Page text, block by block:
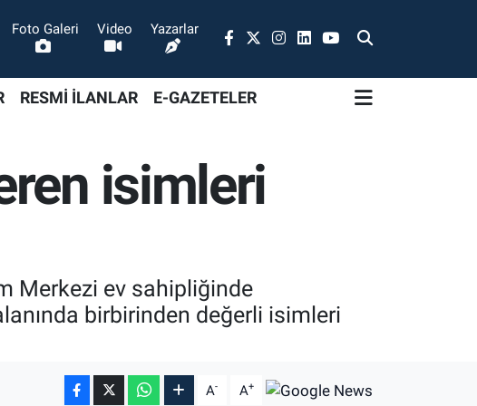
Foto Galeri Video Yazarlar
RESMİ İLANLAR E-GAZETELER
isimleri
Merkezi ev sahipliğinde
birbirinden değerli isimleri
A- A+